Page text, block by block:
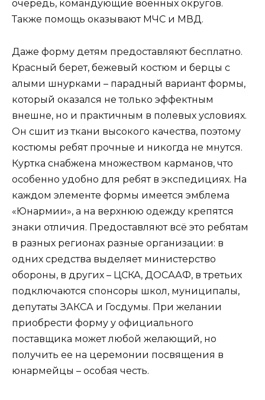
очередь, командующие военных округов.
Также помощь оказывают МЧС и МВД.
Даже форму детям предоставляют бесплатно.
Красный берет, бежевый костюм и берцы с
алыми шнурками – парадный вариант формы,
который оказался не только эффектным
внешне, но и практичным в полевых условиях.
Он сшит из ткани высокого качества, поэтому
костюмы ребят прочные и никогда не мнутся.
Куртка снабжена множеством карманов, что
особенно удобно для ребят в экспедициях. На
каждом элементе формы имеется эмблема
«Юнармии», а на верхнюю одежду крепятся
знаки отличия. Предоставляют всё это ребятам
в разных регионах разные организации: в
одних средства выделяет министерство
обороны, в других – ЦСКА, ДОСААФ, в третьих
подключаются спонсоры школ, муниципалы,
депутаты ЗАКСА и Госдумы. При желании
приобрести форму у официального
поставщика может любой желающий, но
получить ее на церемонии посвящения в
юнармейцы – особая честь.